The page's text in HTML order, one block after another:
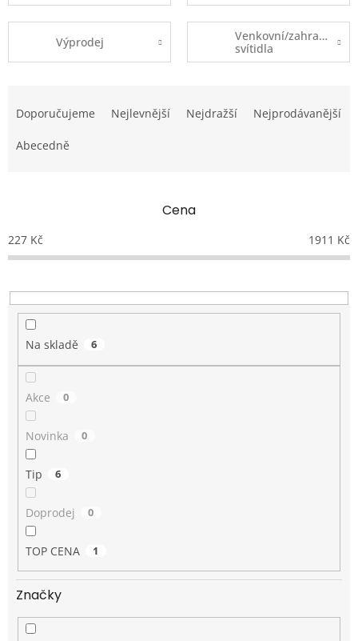
Výprodej
Venkovní/zahradní
svítidla
a
e
o
d
k
t
Doporučujeme Nejlevnější Nejdražší Nejprodávanější
Abecedně
Cena
227 Kč 1911 Kč
Na skladě 6
Akce 0
Novinka 0
Tip 6
Doprodej 0
TOP CENA 1
Značky